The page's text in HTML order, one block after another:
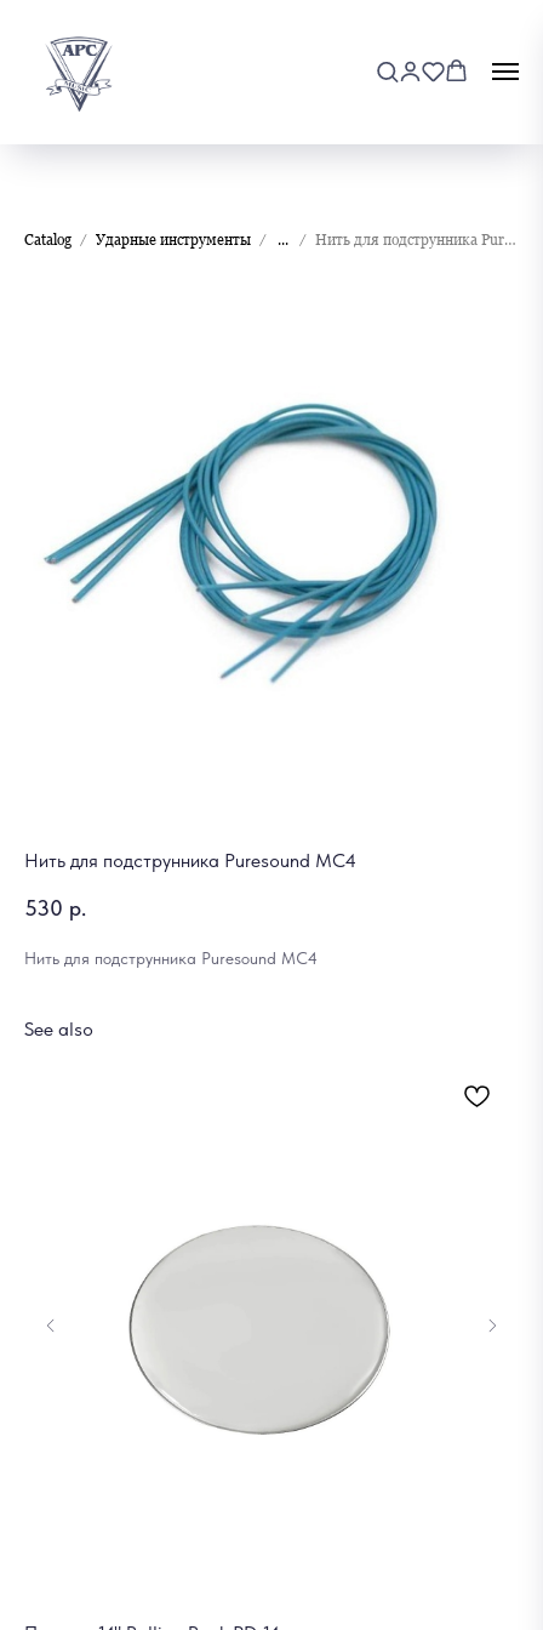
Catalog Ударные инструменты ... Нить для подструнника Puresound MC4
Нить для подструнника Puresound MC4
530 р.
Нить для подструнника Puresound MC4
See also